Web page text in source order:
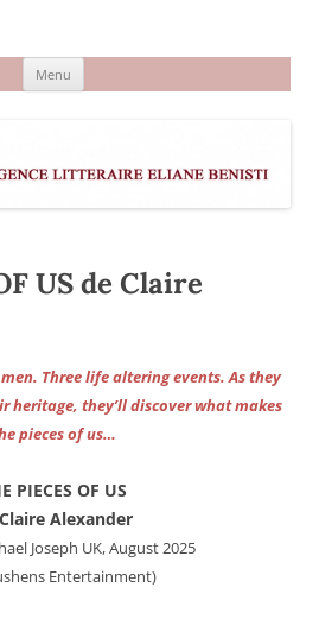
Menu
US de Claire
Three life altering events. As they
heritage, they’ll discover what makes
pieces of us…
PIECES OF US
Alexander
Joseph UK, August 2025
Entertainment)